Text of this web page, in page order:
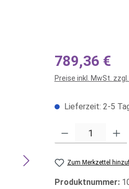
Regulärer Preis:
789,36 €
Preise inkl. MwSt.
Lieferzeit: 2-5
Produkt Anzahl: Gib
Zum Merkzettel
Produktnummer: